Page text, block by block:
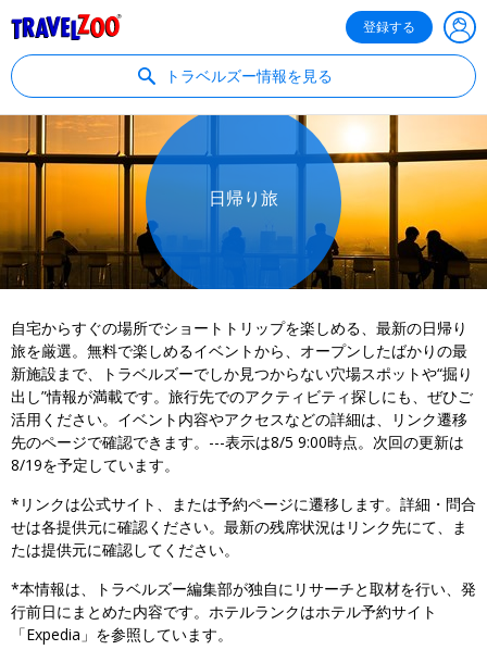
登録する
トラベルズー情報を見る
日帰り旅
自宅からすぐの場所でショートトリップを楽しめる、最新の日帰り
旅を厳選。無料で楽しめるイベントから、オープンしたばかりの最
新施設まで、トラベルズーでしか見つからない穴場スポットや“掘り
出し”情報が満載です。旅行先でのアクティビティ探しにも、ぜひご
活用ください。イベント内容やアクセスなどの詳細は、リンク遷移
先のページで確認できます。---表示は8/5 9:00時点。次回の更新は
8/19を予定しています。
*リンクは公式サイト、または予約ページに遷移します。詳細・問合
せは各提供元に確認ください。最新の残席状況はリンク先にて、ま
たは提供元に確認してください。
*本情報は、トラベルズー編集部が独自にリサーチと取材を行い、発
行前日にまとめた内容です。ホテルランクはホテル予約サイト
「Expedia」を参照しています。